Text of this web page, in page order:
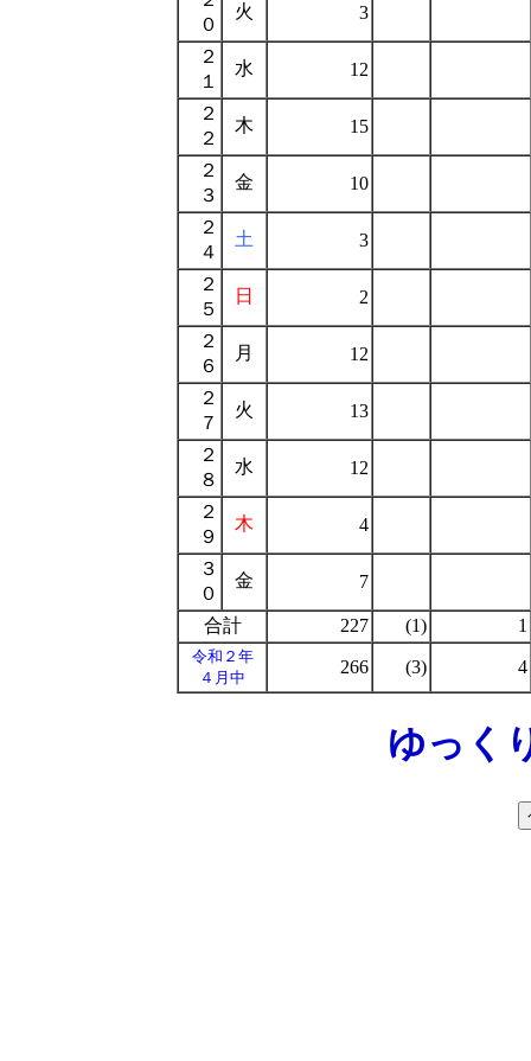
０
火 3
２
１
水 12
２
２
木 15
２
３
金 10
２
４
土 3
２
５
日 2
２
６
月 12
２
７
火 13
２
８
水 12
２
９
木 4
３
０
金 7
合計 227 (1) 1
令和２年
４月中
266 (3) 4
ゆっく